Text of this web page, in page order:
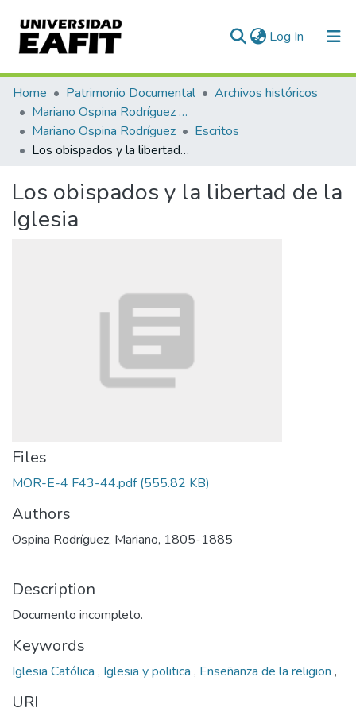
Log In (current)
Communities & Collections
All of DSpace
Statistics
Home Patrimonio Documental
Archivos históricos
Mariano Ospina Rodríguez (1826 -1912)
Mariano Ospina Rodríguez
Escritos
Los obispados y la libertad de la Iglesia
Los obispados y la libertad de la
Iglesia
Files
MOR-E-4 F43-44.pdf(555.82 KB)
Authors
Ospina Rodríguez, Mariano, 1805-1885
Description
Documento incompleto.
Keywords
Iglesia Católica , Iglesia y politica , Enseñanza de la religion ,
URI